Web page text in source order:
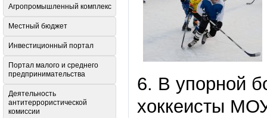
6. В упорной
хоккеисты
Агропромышленный комплекс
Местный бюджет
Инвестиционный портал
Портал малого и среднего
предпринимательства
Деятельность
антитеррористической
комиссии